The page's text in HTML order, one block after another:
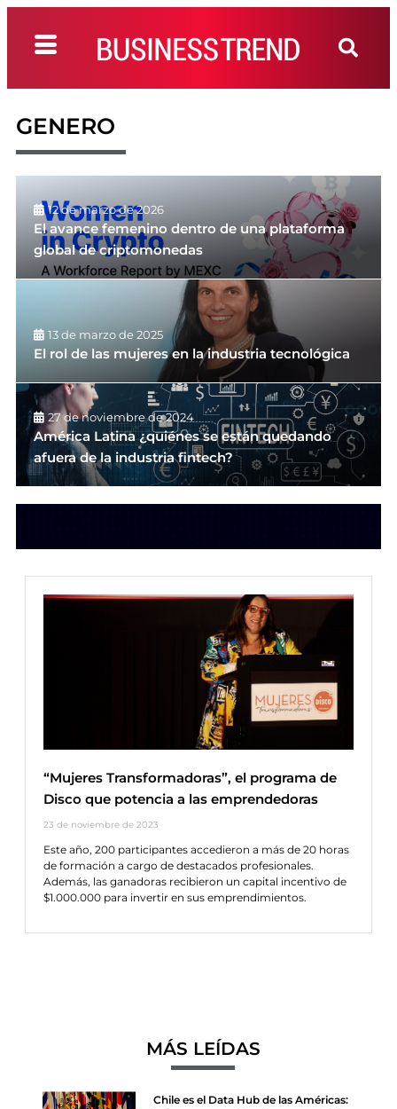
GENERO
12 de marzo de 2026
El avance femenino dentro de una plataforma
global de criptomonedas
13 de marzo de 2025
El rol de las mujeres en la industria tecnológica
27 de noviembre de 2024
América Latina ¿quiénes se están quedando
afuera de la industria fintech?
“Mujeres Transformadoras”, el programa de
Disco que potencia a las emprendedoras
23 de noviembre de 2023
Este año, 200 participantes accedieron a más de 20 horas
de formación a cargo de destacados profesionales.
Además, las ganadoras recibieron un capital incentivo de
$1.000.000 para invertir en sus emprendimientos.
MÁS LEÍDAS
Chile es el Data Hub de las Américas: